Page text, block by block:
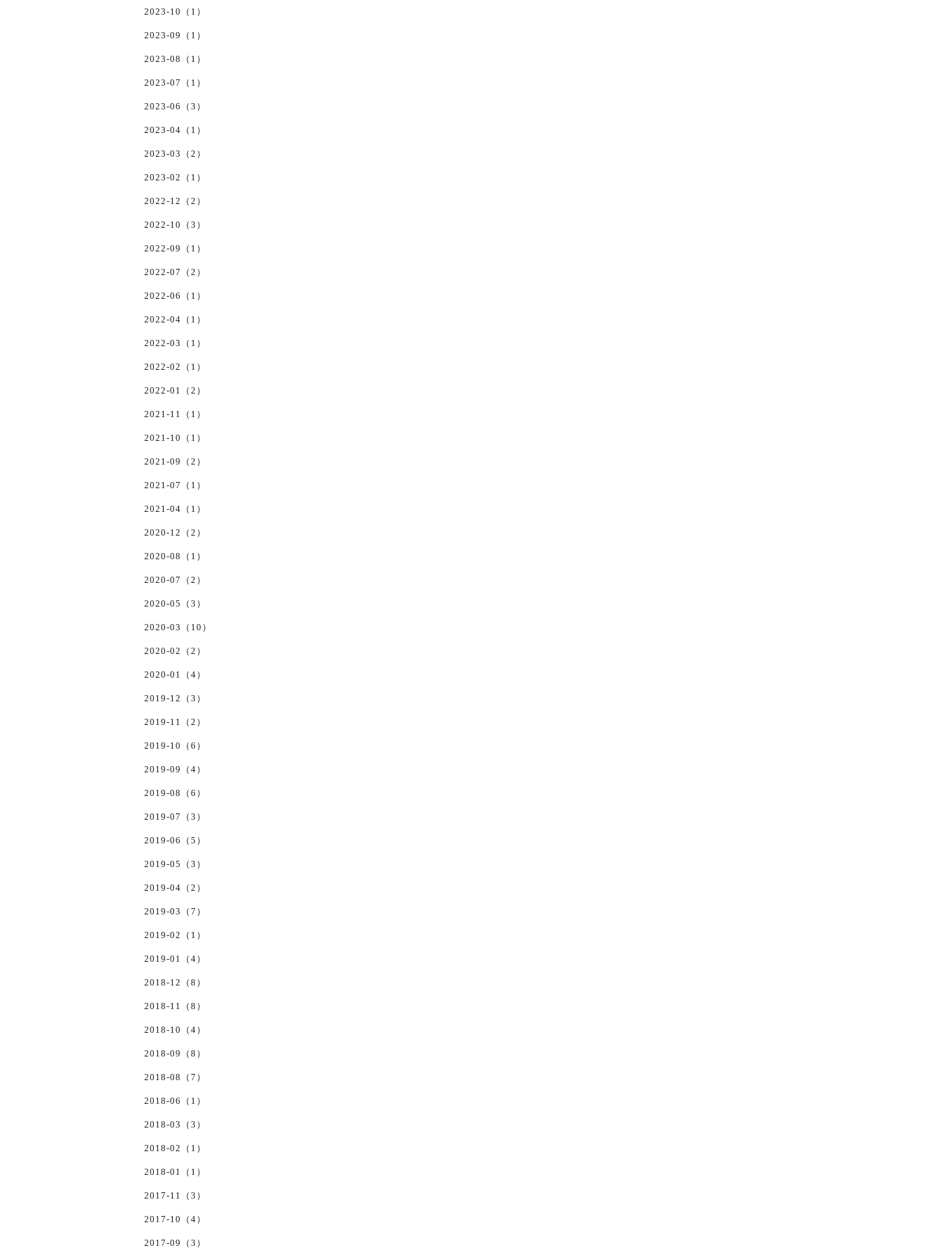
2023-10（1）
2023-09（1）
2023-08（1）
2023-07（1）
2023-06（3）
2023-04（1）
2023-03（2）
2023-02（1）
2022-12（2）
2022-10（3）
2022-09（1）
2022-07（2）
2022-06（1）
2022-04（1）
2022-03（1）
2022-02（1）
2022-01（2）
2021-11（1）
2021-10（1）
2021-09（2）
2021-07（1）
2021-04（1）
2020-12（2）
2020-08（1）
2020-07（2）
2020-05（3）
2020-03（10）
2020-02（2）
2020-01（4）
2019-12（3）
2019-11（2）
2019-10（6）
2019-09（4）
2019-08（6）
2019-07（3）
2019-06（5）
2019-05（3）
2019-04（2）
2019-03（7）
2019-02（1）
2019-01（4）
2018-12（8）
2018-11（8）
2018-10（4）
2018-09（8）
2018-08（7）
2018-06（1）
2018-03（3）
2018-02（1）
2018-01（1）
2017-11（3）
2017-10（4）
2017-09（3）